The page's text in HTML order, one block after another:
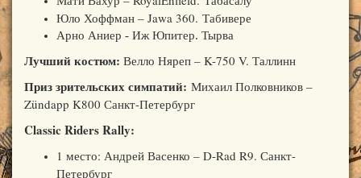
Юло Хоффман – Jawa 360. Табивере
Арно Аниер - Иж Юпитер. Тырва
Лучший костюм: Велло Няреп – K-750 V. Таллинн
Приз зрительских симпатий: Михаил Полковников –
Zündapp K800 Санкт-Петербург
Classic Riders Rally:
1 место: Андрей Васенко – D-Rad R9. Санкт-
Петербург